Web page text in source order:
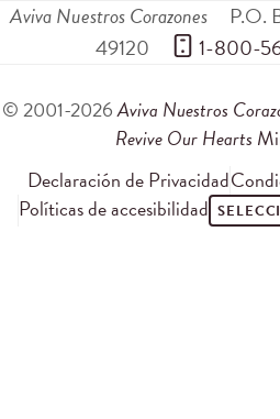
Aviva Nuestros Corazones P.O.
49120
1-800-
© 2001-2026Aviva Nuestros
Revive Our Hearts
Declaración de Privacidad
Políticas de accesibilidad